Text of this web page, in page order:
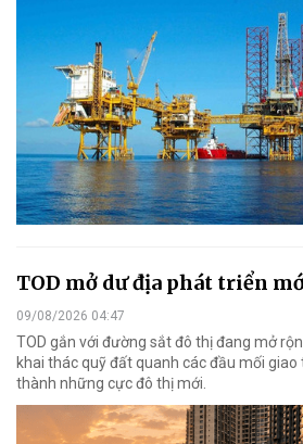
TOD mở dư địa phát triển
09/08/2026 04:47
TOD gắn với đường sắt đô thị đang mở
khai thác quỹ đất quanh các đầu mối
thành những cực đô thị mới.